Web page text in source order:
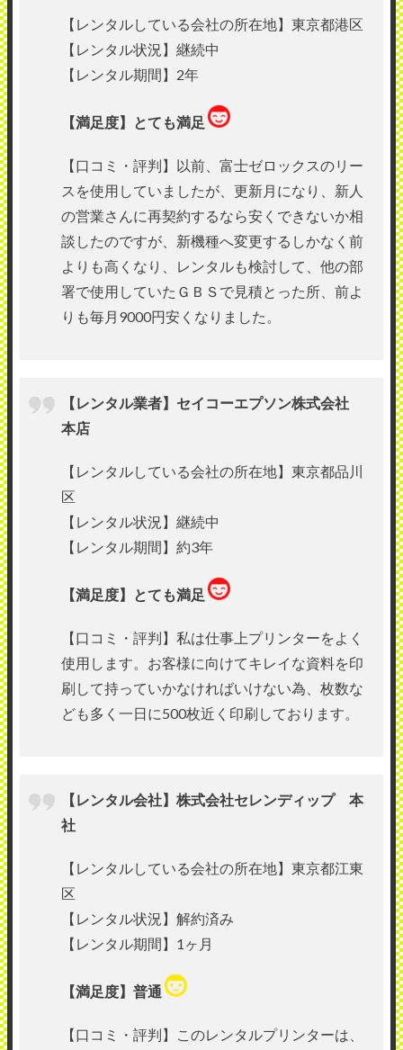
【レンタルしている会社の所在地】東京都港区
【レンタル状況】継続中
【レンタル期間】2年
【満足度】とても満足
【口コミ・評判】以前、富士ゼロックスのリー
スを使用していましたが、更新月になり、新人
の営業さんに再契約するなら安くできないか相
談したのですが、新機種へ変更するしかなく前
よりも高くなり、レンタルも検討して、他の部
署で使用していたＧＢＳで見積とった所、前よ
りも毎月9000円安くなりました。
【レンタル業者】セイコーエプソン株式会社
本店
【レンタルしている会社の所在地】東京都品川
区
【レンタル状況】継続中
【レンタル期間】約3年
【満足度】とても満足
【口コミ・評判】私は仕事上プリンターをよく
使用します。お客様に向けてキレイな資料を印
刷して持っていかなければいけない為、枚数な
ども多く一日に500枚近く印刷しております。
【レンタル会社】株式会社セレンディップ 本
社
【レンタルしている会社の所在地】東京都江東
区
【レンタル状況】解約済み
【レンタル期間】1ヶ月
【満足度】普通
【口コミ・評判】このレンタルプリンターは、